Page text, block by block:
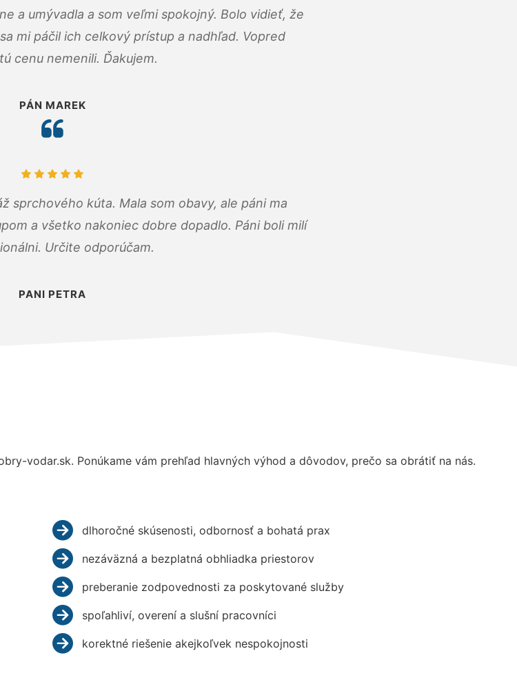
a umývadla a som veľmi spokojný. Bolo vidieť, že
mi páčil ich celkový prístup a nadhľad. Vopred
cenu nemenili. Ďakujem.
PÁN MAREK
sprchového kúta. Mala som obavy, ale páni ma
a všetko nakoniec dobre dopadlo. Páni boli milí
Určite odporúčam.
PANI PETRA
vodar.sk. Ponúkame vám prehľad hlavných výhod a dôvodov, prečo sa obrátiť na nás.
dlhoročné skúsenosti, odbornosť a bohatá prax
nezáväzná a bezplatná obhliadka priestorov
preberanie zodpovednosti za poskytované služby
spoľahliví, overení a slušní pracovníci
korektné riešenie akejkoľvek nespokojnosti